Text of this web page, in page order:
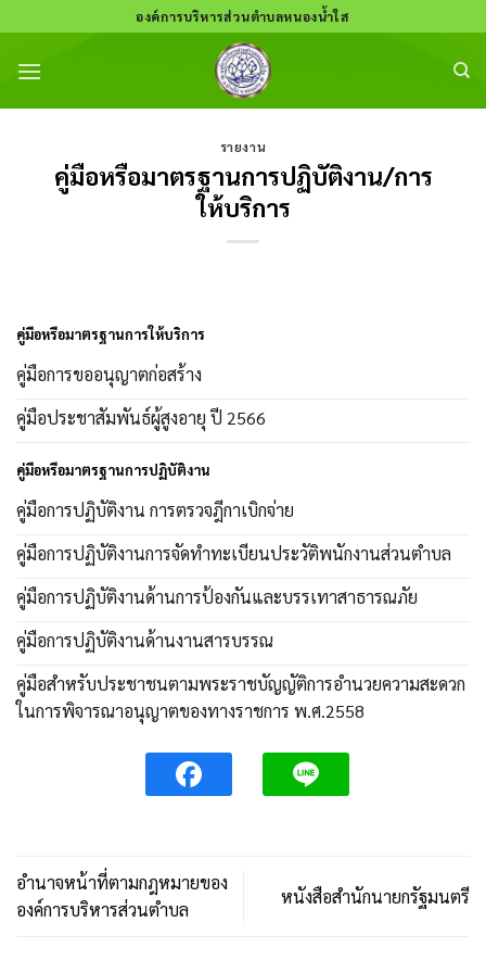
to
content
องค์การบริหารส่วนตำบลหนองน้ำใส
รายงาน
คู่มือหรือมาตรฐานการปฏิบัติงาน/การ
ให้บริการ
คู่มือหรือมาตรฐานการให้บริการ
คู่มือการขออนุญาตก่อสร้าง
คู่มือประชาสัมพันธ์ผู้สูงอายุ ปี 2566
คู่มือหรือมาตรฐานการปฏิบัติงาน
คู่มือการปฏิบัติงาน การตรวจฎีกาเบิกจ่าย
คู่มือการปฏิบัติงานการจัดทำทะเบียนประวัติพนักงานส่วนตำบล
คู่มือการปฏิบัติงานด้านการป้องกันและบรรเทาสาธารณภัย
คู่มือการปฏิบัติงานด้านงานสารบรรณ
คู่มือสำหรับประชาชนตามพระราชบัญญัติการอำนวยความสะดวก
ในการพิจารณาอนุญาตของทางราชการ พ.ศ.2558
อำนาจหน้าที่ตามกฎหมายของ
องค์การบริหารส่วนตำบล
หนังสือสำนักนายกรัฐมนตรี